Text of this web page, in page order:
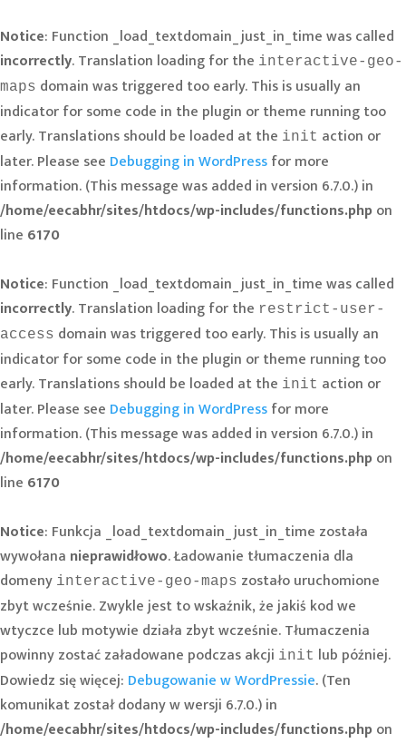
Notice: Function _load_textdomain_just_in_time was called
incorrectly. Translation loading for the interactive-geo-
maps domain was triggered too early. This is usually an
indicator for some code in the plugin or theme running too
early. Translations should be loaded at the init action or
later. Please see Debugging in WordPressfor more
information. (This message was added in version 6.7.0.) in
/home/eecabhr/sites/htdocs/wp-includes/functions.php on
line 6170
Notice: Function _load_textdomain_just_in_time was called
incorrectly. Translation loading for the restrict-user-
access domain was triggered too early. This is usually an
indicator for some code in the plugin or theme running too
early. Translations should be loaded at the init action or
later. Please see Debugging in WordPressfor more
information. (This message was added in version 6.7.0.) in
/home/eecabhr/sites/htdocs/wp-includes/functions.php on
line 6170
Notice: Funkcja _load_textdomain_just_in_time została
wywołana nieprawidłowo. Ładowanie tłumaczenia dla
domeny interactive-geo-maps zostało uruchomione
zbyt wcześnie. Zwykle jest to wskaźnik, że jakiś kod we
wtyczce lub motywie działa zbyt wcześnie. Tłumaczenia
powinny zostać załadowane podczas akcji init lub później.
Dowiedz się więcej: Debugowanie w WordPressie. (Ten
komunikat został dodany w wersji 6.7.0.) in
/home/eecabhr/sites/htdocs/wp-includes/functions.php on